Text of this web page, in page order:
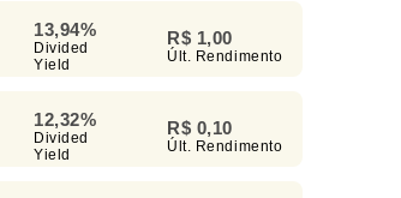
13,94%
Divided
Yield
R$ 1,00
Últ. Rendimento
12,32%
Divided
Yield
R$ 0,10
Últ. Rendimento